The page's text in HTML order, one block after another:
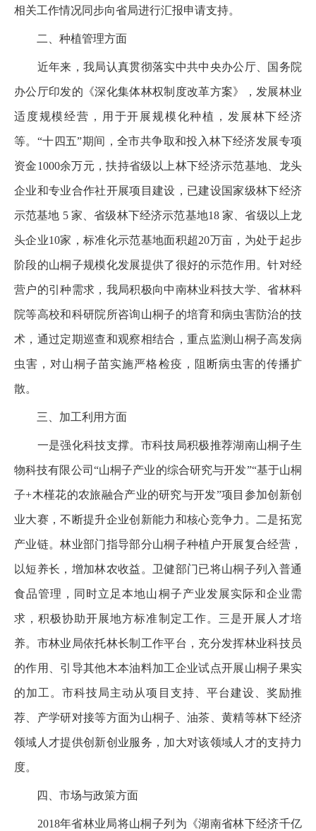
相关工作情况同步向省局进行汇报申请支持。
二、种植管理方面
近年来，我局认真贯彻落实中共中央办公厅、国务院
办公厅印发的《深化集体林权制度改革方案》，发展林业
适度规模经营，用于开展规模化种植，发展林下经济
等。“十四五”期间，全市共争取和投入林下经济发展专项
资金1000余万元，扶持省级以上林下经济示范基地、龙头
企业和专业合作社开展项目建设，已建设国家级林下经济
示范基地 5 家、省级林下经济示范基地18 家、省级以上龙
头企业10家，标准化示范基地面积超20万亩，为处于起步
阶段的山桐子规模化发展提供了很好的示范作用。针对经
营户的引种需求，我局积极向中南林业科技大学、省林科
院等高校和科研院所咨询山桐子的培育和病虫害防治的技
术，通过定期巡查和观察相结合，重点监测山桐子高发病
虫害，对山桐子苗实施严格检疫，阻断病虫害的传播扩
散。
三、加工利用方面
一是强化科技支撑。市科技局积极推荐湖南山桐子生
物科技有限公司“山桐子产业的综合研究与开发”“基于山桐
子+木槿花的农旅融合产业的研究与开发”项目参加创新创
业大赛，不断提升企业创新能力和核心竞争力。二是拓宽
产业链。林业部门指导部分山桐子种植户开展复合经营，
以短养长，增加林农收益。卫健部门已将山桐子列入普通
食品管理，同时立足本地山桐子产业发展实际和企业需
求，积极协助开展地方标准制定工作。三是开展人才培
养。市林业局依托林长制工作平台，充分发挥林业科技员
的作用、引导其他木本油料加工企业试点开展山桐子果实
的加工。市科技局主动从项目支持、平台建设、奖励推
荐、产学研对接等方面为山桐子、油茶、黄精等林下经济
领域人才提供创新创业服务，加大对该领域人才的支持力
度。
四、市场与政策方面
2018年省林业局将山桐子列为《湖南省林下经济千亿